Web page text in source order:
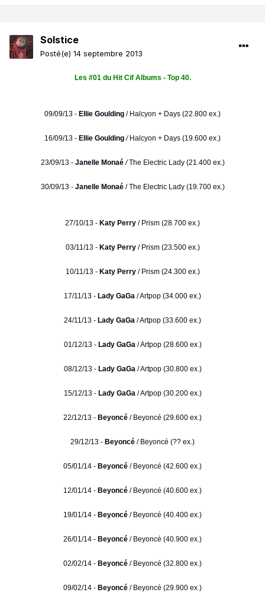
Solstice
Posté(e) 14 septembre 2013
Les #01 du Hit Cif Albums - Top 40.
09/09/13 - Ellie Goulding / Halcyon + Days (22.800 ex.)
16/09/13 - Ellie Goulding /Halcyon + Days (19.600 ex.)
23/09/13 - Janelle Monaé /The Electric Lady (21.400 ex.)
30/09/13 - Janelle Monaé/ The Electric Lady (19.700 ex.)
27/10/13 - Katy Perry / Prism (28.700 ex.)
03/11/13 - Katy Perry/ Prism (23.500 ex.)
10/11/13 - Katy Perry/ Prism (24.300 ex.)
17/11/13 - Lady GaGa / Artpop (34.000 ex.)
24/11/13 - Lady GaGa / Artpop (33.600 ex.)
01/12/13 - Lady GaGa/ Artpop (28.600 ex.)
08/12/13 - Lady GaGa/ Artpop (30.800 ex.)
15/12/13 - Lady GaGa/ Artpop (30.200 ex.)
22/12/13 - Beyoncé / Beyoncé (29.600 ex.)
29/12/13 - Beyoncé / Beyoncé (?? ex.)
05/01/14 - Beyoncé / Beyoncé (42.600 ex.)
12/01/14 - Beyoncé / Beyoncé (40.600 ex.)
19/01/14 - Beyoncé / Beyoncé (40.400 ex.)
26/01/14 - Beyoncé / Beyoncé (40.900 ex.)
02/02/14 - Beyoncé / Beyoncé (32.800 ex.)
09/02/14 - Beyoncé / Beyoncé (29.900 ex.)